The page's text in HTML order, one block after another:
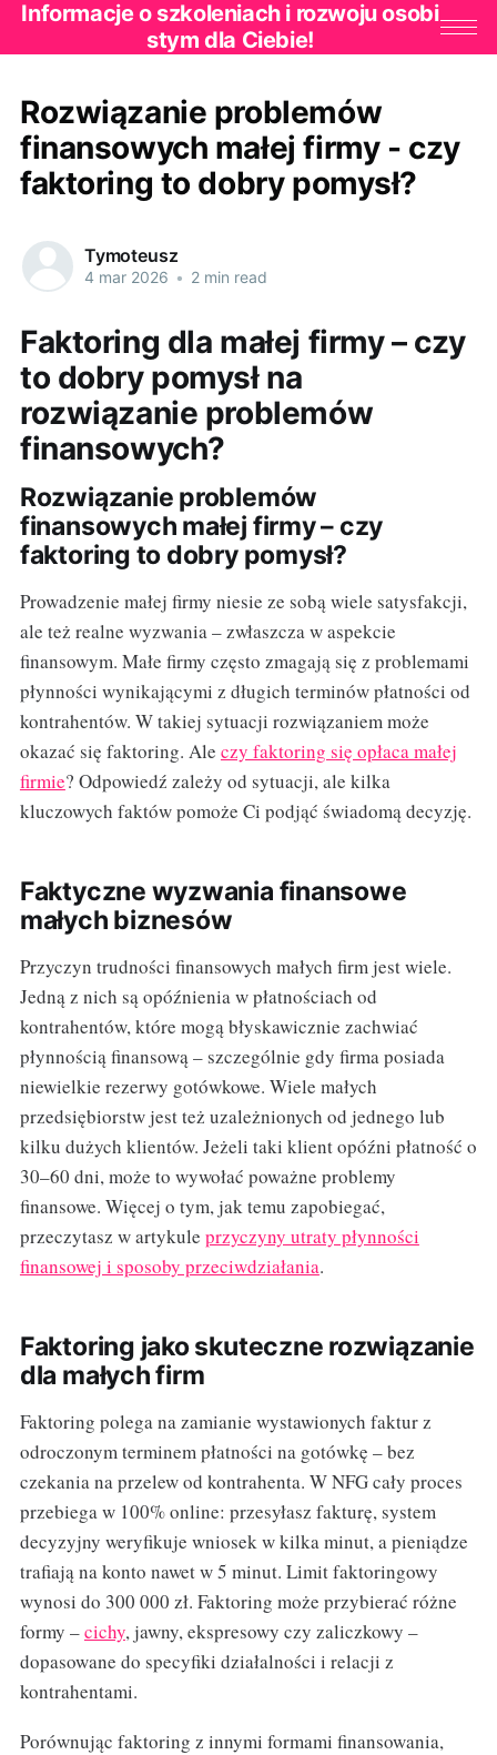
Informacje o szkoleniach i rozwoju osobi
stym dla Ciebie!
Rozwiązanie problemów
finansowych małej firmy - czy
faktoring to dobry pomysł?
Tymoteusz
4 mar 2026 • 2 min read
Faktoring dla małej firmy – czy
to dobry pomysł na
rozwiązanie problemów
finansowych?
Rozwiązanie problemów
finansowych małej firmy – czy
faktoring to dobry pomysł?
Prowadzenie małej firmy niesie ze sobą wiele satysfakcji,
ale też realne wyzwania – zwłaszcza w aspekcie
finansowym. Małe firmy często zmagają się z problemami
płynności wynikającymi z długich terminów płatności od
kontrahentów. W takiej sytuacji rozwiązaniem może
okazać się faktoring. Ale czy faktoring się opłaca małej
firmie? Odpowiedź zależy od sytuacji, ale kilka
kluczowych faktów pomoże Ci podjąć świadomą decyzję.
Faktyczne wyzwania finansowe
małych biznesów
Przyczyn trudności finansowych małych firm jest wiele.
Jedną z nich są opóźnienia w płatnościach od
kontrahentów, które mogą błyskawicznie zachwiać
płynnością finansową – szczególnie gdy firma posiada
niewielkie rezerwy gotówkowe. Wiele małych
przedsiębiorstw jest też uzależnionych od jednego lub
kilku dużych klientów. Jeżeli taki klient opóźni płatność o
30–60 dni, może to wywołać poważne problemy
finansowe. Więcej o tym, jak temu zapobiegać,
przeczytasz w artykule przyczyny utraty płynności
finansowej i sposoby przeciwdziałania.
Faktoring jako skuteczne rozwiązanie
dla małych firm
Faktoring polega na zamianie wystawionych faktur z
odroczonym terminem płatności na gotówkę – bez
czekania na przelew od kontrahenta. W NFG cały proces
przebiega w 100% online: przesyłasz fakturę, system
decyzyjny weryfikuje wniosek w kilka minut, a pieniądze
trafiają na konto nawet w 5 minut. Limit faktoringowy
wynosi do 300 000 zł. Faktoring może przybierać różne
formy –cichy, jawny, ekspresowy czy zaliczkowy –
dopasowane do specyfiki działalności i relacji z
kontrahentami.
Porównując faktoring z innymi formami finansowania,